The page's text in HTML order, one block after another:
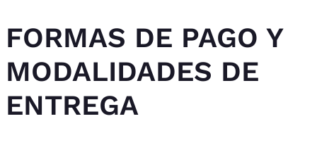
FORMAS DE PAGO Y
MODALIDADES DE
ENTREGA